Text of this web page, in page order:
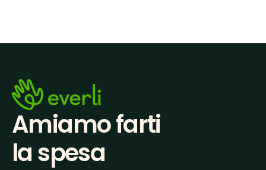
Amiamo farti
la spesa